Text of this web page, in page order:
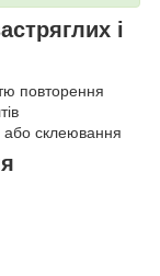
і
повторення
або склеювання